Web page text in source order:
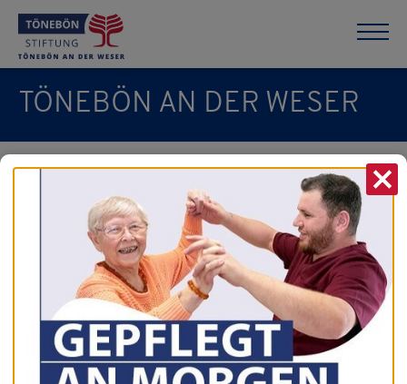
TÖNEBÖN AN DER WESER
X